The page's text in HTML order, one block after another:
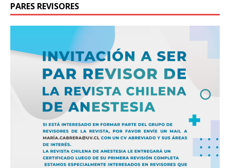
PARES REVISORES